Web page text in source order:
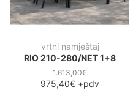
vrtni namještaj
RIO 210-280/NET 1+8
1.613,00€
975,40€ +pdv